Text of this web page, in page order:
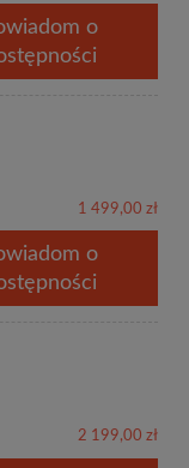
o
1 499,00 zł
o
2 199,00 zł